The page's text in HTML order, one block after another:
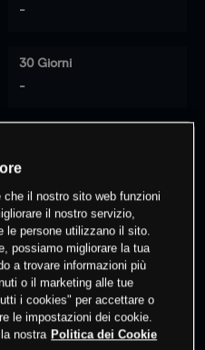
-
30 Giorni
-
posizioni
il nostro sito web funzioni
il nostro servizio,
le persone utilizzano il sito.
possiamo migliorare la tua
a trovare informazioni più
o il marketing alle tue
i cookies" per accettare o
le impostazioni dei cookie.
nostra Politica dei Cookie